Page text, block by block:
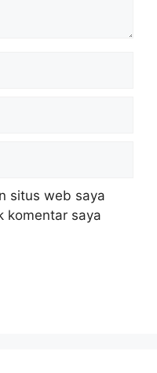
situs web saya
komentar saya